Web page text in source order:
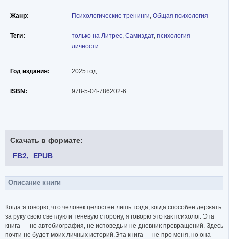
Жанр: Психологические тренинги Общая психология
Теги: только на Литрес Самиздат, психология
личности
Год издания: 2025 год.
ISBN: 978-5-04-786202-6
Скачать в формате:
FB2
EPUB
Описание книги
Когда я говорю, что человек целостен лишь тогда, когда способен держать
за руку свою светлую и теневую сторону, я говорю это как психолог. Эта
книга — не автобиография, не исповедь и не дневник превращений. Здесь
почти не будет моих личных историй.Эта книга — не про меня, но она